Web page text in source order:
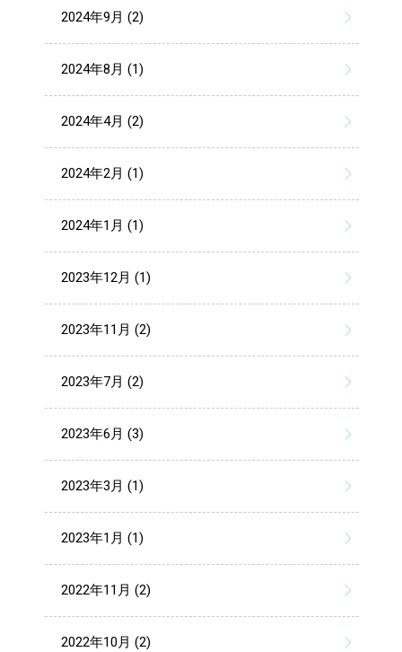
2024年9月 (2)
2024年8月 (1)
2024年4月 (2)
2024年2月 (1)
2024年1月 (1)
2023年12月 (1)
2023年11月 (2)
2023年7月 (2)
2023年6月 (3)
2023年3月 (1)
2023年1月 (1)
2022年11月 (2)
2022年10月 (2)